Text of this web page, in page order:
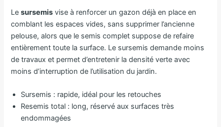
Lesursemis vise à renforcer un gazon déjà en place en
comblant les espaces vides, sans supprimer l’ancienne
pelouse, alors que le semis complet suppose de refaire
entièrement toute la surface. Le sursemis demande moins
de travaux et permet d’entretenir la densité verte avec
moins d’interruption de l’utilisation du jardin.
Sursemis : rapide, idéal pour les retouches
Resemis total : long, réservé aux surfaces très
endommagées